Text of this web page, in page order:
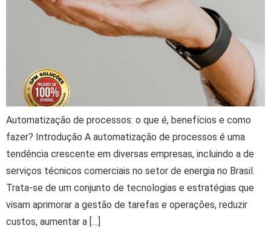
Automatização de processos: o que é, benefícios e como
fazer? Introdução A automatização de processos é uma
tendência crescente em diversas empresas, incluindo a de
serviços técnicos comerciais no setor de energia no Brasil.
Trata-se de um conjunto de tecnologias e estratégias que
visam aprimorar a gestão de tarefas e operações, reduzir
custos, aumentar a […]